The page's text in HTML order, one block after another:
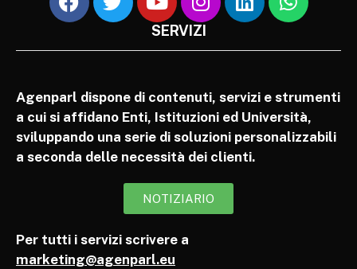
SERVIZI
Agenparl dispone di contenuti, servizi e strumenti
a cui si affidano Enti, Istituzioni ed Università,
sviluppando una serie di soluzioni personalizzabili
a seconda delle necessità dei clienti.
NOTIZIARIO
Per tutti i servizi scrivere a
marketing@agenparl.eu